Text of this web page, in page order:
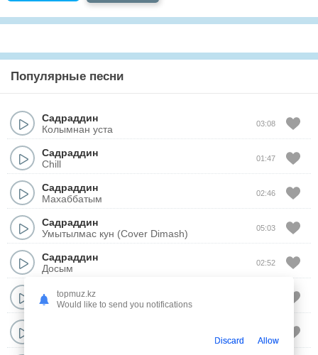
Популярные песни
Садраддин
Колымнан уста
03:08
Садраддин
Chill
01:47
Садраддин
Махаббатым
02:46
Садраддин
Умытылмас кун (Cover Dimash)
05:03
Садраддин
Досым
02:52
Садраддин
Карагым-ай
topmuz.kz
Would like to send you notifications
Discard Allow